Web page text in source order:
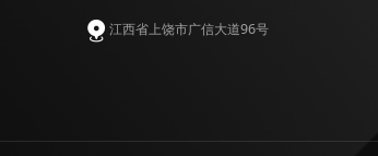
江西省上饶市广信大道96号